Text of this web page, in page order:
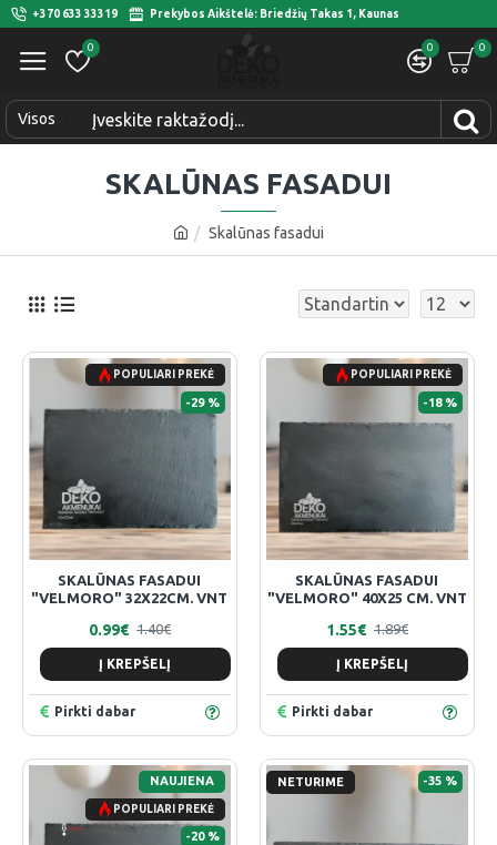
+370 633 33319 Prekybos Aikštelė: Briedžių Takas 1, Kaunas
0 0 0
Visos
Skalūnas fasadui
SKALŪNAS FASADUI
POPULIARI PREKĖ
-29 %
SKALŪNAS FASADUI
"VELMORO" 32X22CM. VNT
0.99€ 1.40€
Į KREPŠELĮ
Pirkti dabar
POPULIARI PREKĖ
-18 %
SKALŪNAS FASADUI
"VELMORO" 40X25 CM. VNT
1.55€ 1.89€
Į KREPŠELĮ
Pirkti dabar
NAUJIENA
POPULIARI PREKĖ
-20 %
-35 %
NETURIME